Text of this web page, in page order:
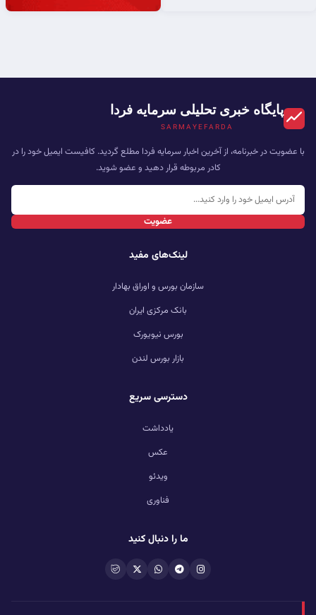
پایگاه خبری تحلیلی سرمایه فردا
SARMAYEFARDA
با عضویت در خبرنامه، از آخرین اخبار سرمایه فردا مطلع گردید. کافیست ایمیل خود را در
کادر مربوطه قرار دهید و عضو شوید.
عضویت
لینک‌های مفید
سازمان بورس و اوراق بهادار
بانک مرکزی ایران
بورس نیویورک
بازار بورس لندن
دسترسی سریع
یادداشت
عکس
ویدئو
فناوری
ما را دنبال کنید